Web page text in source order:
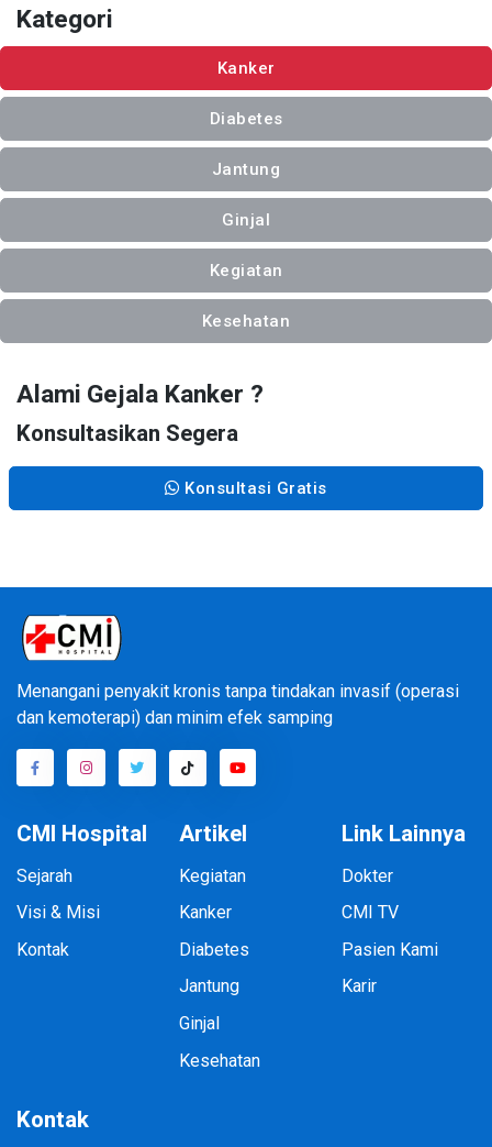
Kategori
Kanker
Diabetes
Jantung
Ginjal
Kegiatan
Kesehatan
Alami Gejala Kanker ?
Konsultasikan Segera
Konsultasi Gratis
Menangani penyakit kronis tanpa tindakan invasif (operasi
dan kemoterapi) dan minim efek samping
CMI Hospital
Sejarah
Visi & Misi
Kontak
Artikel
Kegiatan
Kanker
Diabetes
Jantung
Ginjal
Kesehatan
Link Lainnya
Dokter
CMI TV
Pasien Kami
Karir
Kontak